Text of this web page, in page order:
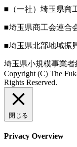
■（一社）埼玉県商
■埼玉県商工会連合
■埼玉県北部地域振
埼玉県小規模事業
Copyright (C) The
Rights Reserved.
Aileron Theme by
閉じる
Privacy Overview